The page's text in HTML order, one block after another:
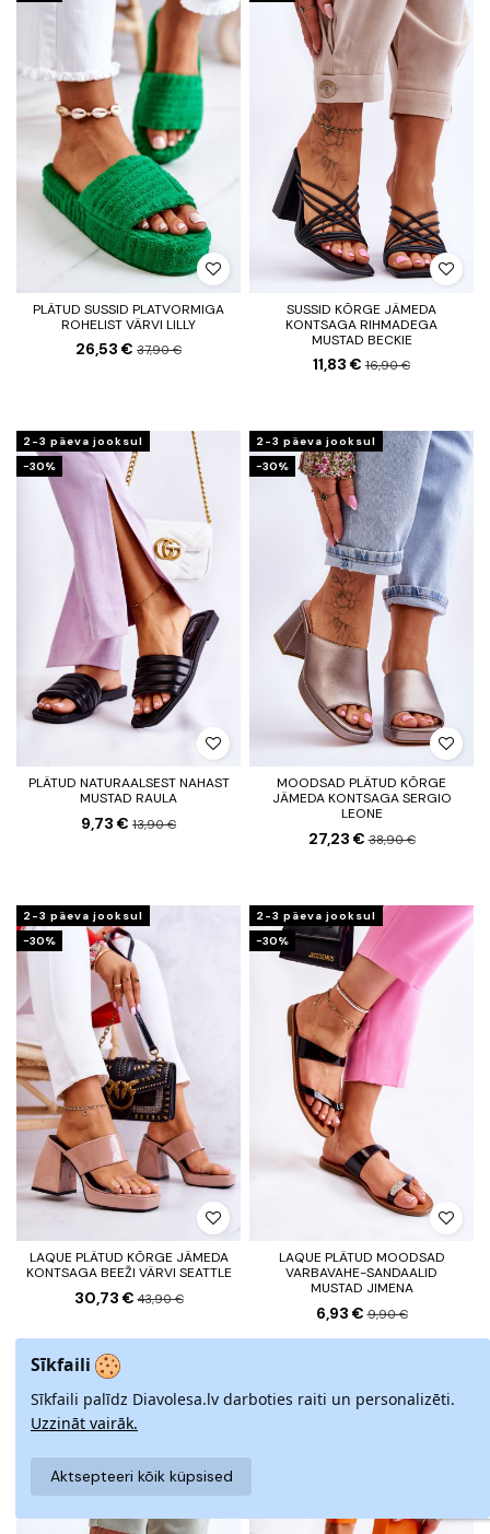
PLÄTUD SUSSID PLATVORMIGA
ROHELIST VÄRVI LILLY
26,53 € 37,90 €
SUSSID KÕRGE JÄMEDA
KONTSAGA RIHMADEGA
MUSTAD BECKIE
11,83 € 16,90 €
2-3 päeva jooksul
−30%
PLÄTUD NATURAALSEST NAHAST
MUSTAD RAULA
9,73 € 13,90 €
2-3 päeva jooksul
−30%
MOODSAD PLÄTUD KÕRGE
JÄMEDA KONTSAGA SERGIO
LEONE
27,23 €38,90 €
2-3 päeva jooksul
−30%
LAQUE PLÄTUD KÕRGE JÄMEDA
KONTSAGA BEEŽI VÄRVI SEATTLE
30,73 €43,90 €
2-3 päeva jooksul
−30%
LAQUE PLÄTUD MOODSAD
VARBAVAHE-SANDAALID
MUSTAD JIMENA
6,93 €9,90 €
Sīkfaili
Sīkfaili palīdz Diavolesa.lv darboties raiti un personalizēti.
Uzzināt vairāk.
Aktsepteeri kõik küpsised